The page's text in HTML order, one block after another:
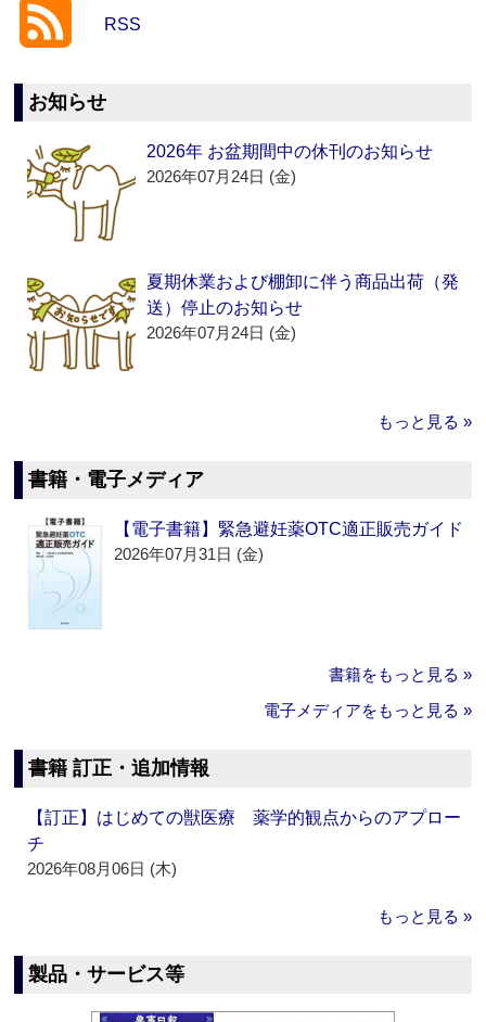
RSS
お知らせ
2026年 お盆期間中の休刊のお知らせ
2026年07月24日 (金)
夏期休業および棚卸に伴う商品出荷（発
送）停止のお知らせ
2026年07月24日 (金)
もっと見る »
書籍・電子メディア
【電子書籍】緊急避妊薬OTC適正販売ガイド
2026年07月31日 (金)
書籍をもっと見る »
電子メディアをもっと見る »
書籍 訂正・追加情報
【訂正】はじめての獣医療 薬学的観点からのアプロー
チ
2026年08月06日 (木)
もっと見る »
製品・サービス等